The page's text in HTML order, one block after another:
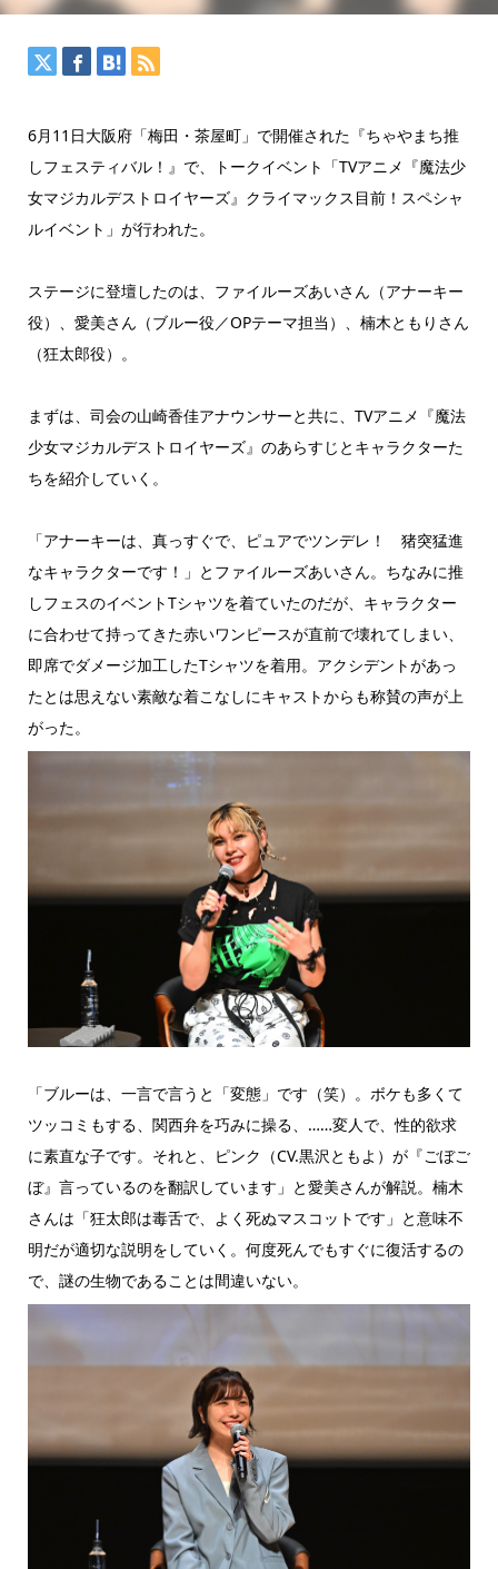
6月11日大阪府「梅田・茶屋町」で開催された『ちゃやまち推
しフェスティバル！』で、トークイベント「TVアニメ『魔法少
女マジカルデストロイヤーズ』クライマックス目前！スペシャ
ルイベント」が行われた。
ステージに登壇したのは、ファイルーズあいさん（アナーキー
役）、愛美さん（ブルー役／OPテーマ担当）、楠木ともりさん
（狂太郎役）。
まずは、司会の山崎香佳アナウンサーと共に、TVアニメ『魔法
少女マジカルデストロイヤーズ』のあらすじとキャラクターた
ちを紹介していく。
「アナーキーは、真っすぐで、ピュアでツンデレ！ 猪突猛進
なキャラクターです！」とファイルーズあいさん。ちなみに推
しフェスのイベントTシャツを着ていたのだが、キャラクター
に合わせて持ってきた赤いワンピースが直前で壊れてしまい、
即席でダメージ加工したTシャツを着用。アクシデントがあっ
たとは思えない素敵な着こなしにキャストからも称賛の声が上
がった。
「ブルーは、一言で言うと「変態」です（笑）。ボケも多くて
ツッコミもする、関西弁を巧みに操る、……変人で、性的欲求
に素直な子です。それと、ピンク（CV.黒沢ともよ）が『ごぼご
ぼ』言っているのを翻訳しています」と愛美さんが解説。楠木
さんは「狂太郎は毒舌で、よく死ぬマスコットです」と意味不
明だが適切な説明をしていく。何度死んでもすぐに復活するの
で、謎の生物であることは間違いない。